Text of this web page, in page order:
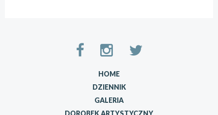
HOME
DZIENNIK
GALERIA
DOROBEK ARTYSTYCZNY